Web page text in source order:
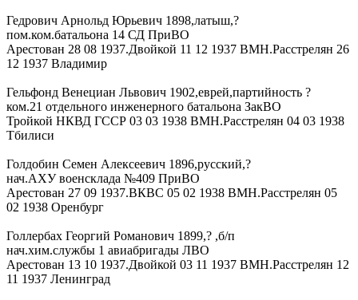
Гедрович Арнольд Юрьевич 1898,латыш,?
пом.ком.батальона 14 СД ПриВО
Арестован 28 08 1937.Двойкой 11 12 1937 ВМН.Расстрелян 26
12 1937 Владимир
Гельфонд Венециан Львович 1902,еврей,партийность ?
ком.21 отдельного инженерного батальона ЗакВО
Тройкой НКВД ГССР 03 03 1938 ВМН.Расстрелян 04 03 1938
Тбилиси
Голдобин Семен Алексеевич 1896,русский,?
нач.АХУ военсклада №409 ПриВО
Арестован 27 09 1937.ВКВС 05 02 1938 ВМН.Расстрелян 05
02 1938 Оренбург
Голлербах Георгий Романович 1899,? ,б/п
нач.хим.службы 1 авиабригады ЛВО
Арестован 13 10 1937.Двойкой 03 11 1937 ВМН.Расстрелян 12
11 1937 Ленинград